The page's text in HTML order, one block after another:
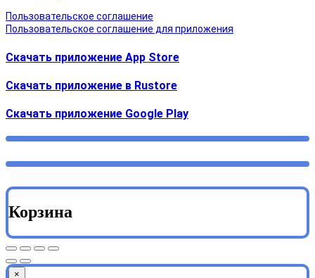
Пользовательское соглашение
Пользовательское соглашение для приложения
Скачать приложение App Store
Скачать приложение в Rustore
Cкачать приложение Google Play
Корзина
×